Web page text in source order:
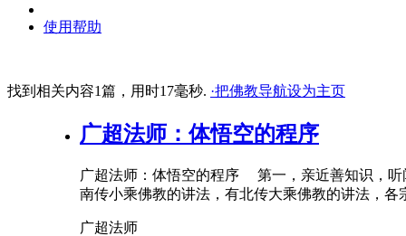
使用帮助
找到相关内容1篇，用时17毫秒. ·把佛教导航设为主页
广超法师：体悟空的程序
广超法师：体悟空的程序 第一，亲近善知识，听
南传小乘佛教的讲法，有北传大乘佛教的讲法，
广超法师